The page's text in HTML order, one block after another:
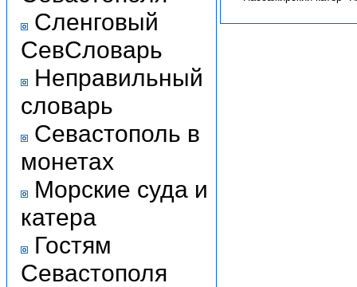
Сленговый
СевСловарь
Неправильный
словарь
Севастополь в
монетах
Морские суда и
катера
Гостям
Севастополя